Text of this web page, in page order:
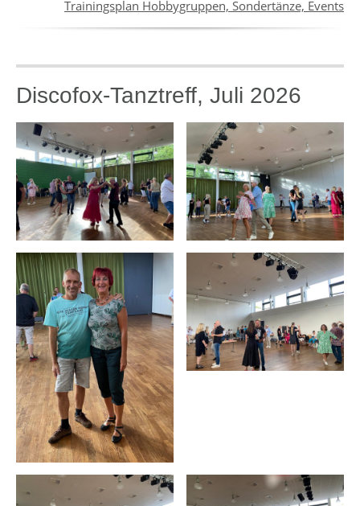
Trainingsplan Hobbygruppen, Sondertänze, Events
Discofox-Tanztreff, Juli 2026